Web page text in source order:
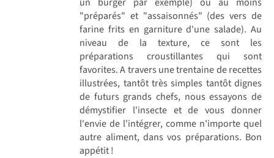
"préparés" et "assaisonnés" (des vers de
farine frits en garniture d'une salade). Au
niveau de la texture, ce sont les
préparations croustillantes qui sont
favorites. A travers une trentaine de recettes
illustrées, tantôt très simples tantôt dignes
de futurs grands chefs, nous essayons de
démystifier l'insecte et de vous donner
l'envie de l'intégrer, comme n'importe quel
autre aliment, dans vos préparations. Bon
appétit !